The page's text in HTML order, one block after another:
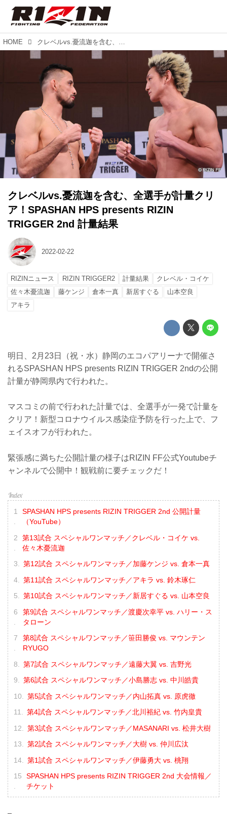
HOME クレベルvs.憂流迦を含む、全選手が計量クリア！SPASHAN HPS presents RIZIN TRIGGER 2nd 計量結果
クレベルvs.憂流迦を含む、全選手が計量クリ
ア！SPASHAN HPS presents RIZIN
TRIGGER 2nd 計量結果
2022-02-22
RIZINニュース RIZIN TRIGGER2 計量結果
クレベル・コイケ
佐々木憂流迦
藤ケンジ 倉本一真 新居すぐる
山本空良
アキラ
明日、2月23日（祝・水）静岡のエコパアリーナで開催さ
れるSPASHAN HPS presents RIZIN TRIGGER 2ndの公開
計量が静岡県内で行われた。
マスコミの前で行われた計量では、全選手が一発で計量を
クリア！新型コロナウイルス感染症予防を行った上で、フ
ェイスオフが行われた。
緊張感に満ちた公開計量の様子はRIZIN FF公式Youtubeチ
ャンネルで公開中！観戦前に要チェックだ！
SPASHAN HPS presents RIZIN TRIGGER 2nd 公開計量
（YouTube）
第13試合 スペシャルワンマッチ／クレベル・コイケ vs.
佐々木憂流迦
第12試合 スペシャルワンマッチ／加藤ケンジ vs. 倉本一真
第11試合 スペシャルワンマッチ／アキラ vs. 鈴木琢仁
第10試合 スペシャルワンマッチ／新居すぐる vs. 山本空良
第9試合 スペシャルワンマッチ／渡慶次幸平 vs. ハリー・ス
タローン
第8試合 スペシャルワンマッチ／笹田勝俊 vs. マウンテン
RYUGO
第7試合 スペシャルワンマッチ／遠藤大翼 vs. 吉野光
第6試合 スペシャルワンマッチ／小島勝志 vs. 中川皓貴
第5試合 スペシャルワンマッチ／内山拓真 vs. 原虎徹
第4試合 スペシャルワンマッチ／北川裕紀 vs. 竹内皇貴
第3試合 スペシャルワンマッチ／MASANARI vs. 松井大樹
第2試合 スペシャルワンマッチ／大樹 vs. 仲川広汰
第1試合 スペシャルワンマッチ／伊藤勇大 vs. 桃翔
SPASHAN HPS presents RIZIN TRIGGER 2nd 大会情報／
チケット